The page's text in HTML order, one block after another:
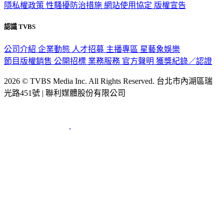
隱私權政策 性騷擾防治措施 網站使用協定 版權宣告
認識 TVBS
公司介紹 企業動態 人才招募 主播專區 星藝象娛樂
節目版權銷售 公開招標 業務服務 官方聲明 獲獎紀錄／認證
2026 © TVBS Media Inc. All Rights Reserved. 台北市內湖區瑞
光路451號 | 聯利媒體股份有限公司